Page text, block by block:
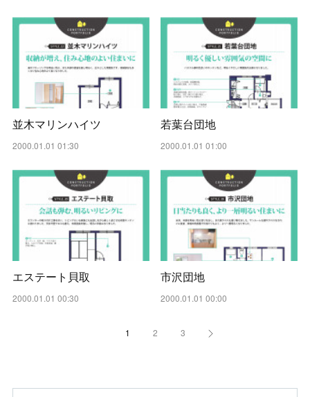
並木マリンハイツ
2000.01.01 01:30
若葉台団地
2000.01.01 01:00
エステート貝取
2000.01.01 00:30
市沢団地
2000.01.01 00:00
1 2 3